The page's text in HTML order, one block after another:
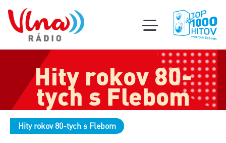
toggle
mobile
menu
Hity rokov 80-
tych s Flebom
Hity rokov 80-tych s Flebom